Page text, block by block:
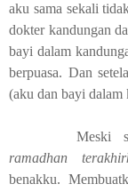
aku sama sekali
dokter kandungan
bayi dalam
berpuasa. Dan
(aku dan bayi
Meski
ramadhan
benakku.